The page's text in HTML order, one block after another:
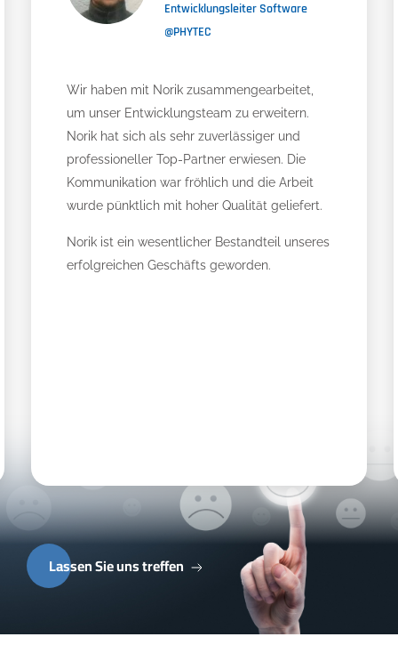
Entwicklungsleiter Software
@PHYTEC
Wir haben mit Norik zusammengearbeitet,
um unser Entwicklungsteam zu erweitern.
Norik hat sich als sehr zuverlässiger und
professioneller Top-Partner erwiesen. Die
Kommunikation war fröhlich und die Arbeit
wurde pünktlich mit hoher Qualität geliefert.
Norik ist ein wesentlicher Bestandteil unseres
erfolgreichen Geschäfts geworden.
Lassen Sie uns treffen